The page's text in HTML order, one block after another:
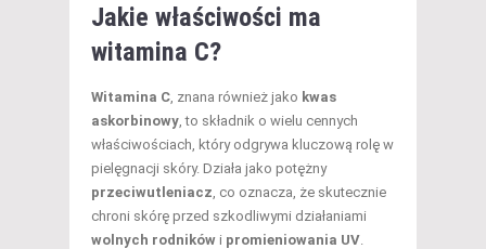
Jakie właściwości ma
witamina C?
Witamina C , znana również jako kwas
askorbinowy , to składnik o wielu cennych
właściwościach, który odgrywa kluczową rolę w
pielęgnacji skóry. Działa jako potężny
przeciwutleniacz , co oznacza, że skutecznie
chroni skórę przed szkodliwymi działaniami
wolnych rodników i promieniowania UV